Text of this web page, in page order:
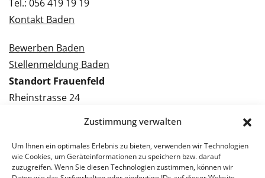
Zustimmung verwalten
Um Ihnen ein optimales Erlebnis zu bieten, verwenden wir Technologien
wie Cookies, um Geräteinformationen zu speichern bzw. darauf
zuzugreifen. Wenn Sie diesen Technologien zustimmen, können wir
Tel.: 056 419 19 19
Kontakt Baden
Bewerben Baden
Stellenmeldung Baden
Standort Frauenfeld
Rheinstrasse 24
Kontakt Frauenfeld